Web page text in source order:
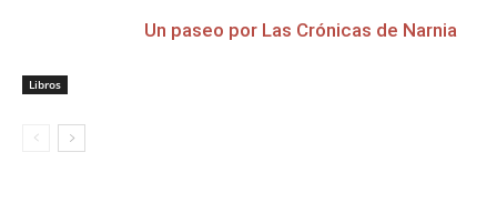
Libros
Un paseo por Las Crónicas de Narnia